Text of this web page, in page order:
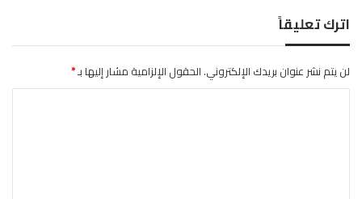
ص
و
ا
ر
ي
اترك تعليقاً
لن يتم نشر عنوان بريدك الإلكتروني.الحقول الإلزامية مشار إليها بـ*